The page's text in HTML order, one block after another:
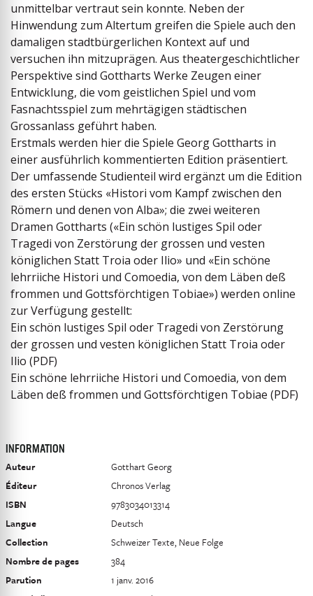
unmittelbar vertraut sein konnte. Neben der
Hinwendung zum Altertum greifen die Spiele auch den
damaligen stadtbürgerlichen Kontext auf und
versuchen ihn mitzuprägen. Aus theatergeschichtlicher
Perspektive sind Gottharts Werke Zeugen einer
Entwicklung, die vom geistlichen Spiel und vom
Fasnachtsspiel zum mehrtägigen städtischen
Grossanlass geführt haben.
Erstmals werden hier die Spiele Georg Gottharts in
einer ausführlich kommentierten Edition präsentiert.
Der umfassende Studienteil wird ergänzt um die Edition
des ersten Stücks «Histori vom Kampf zwischen den
Römern und denen von Alba»; die zwei weiteren
Dramen Gottharts («Ein schön lustiges Spil oder
Tragedi von Zerstörung der grossen und vesten
königlichen Statt Troia oder Ilio» und «Ein schöne
lehrriiche Histori und Comoedia, von dem Läben deß
frommen und Gottsförchtigen Tobiae») werden online
zur Verfügung gestellt:
Ein schön lustiges Spil oder Tragedi von Zerstörung
der grossen und vesten königlichen Statt Troia oder
Ilio (PDF)
Ein schöne lehrriiche Histori und Comoedia, von dem
Läben deß frommen und Gottsförchtigen Tobiae (PDF)
INFORMATION
Auteur
Gotthart Georg
Éditeur
Chronos Verlag
ISBN
9783034013314
Langue
Deutsch
Collection
Schweizer Texte, Neue Folge
Nombre de pages
384
Parution
1 janv. 2016